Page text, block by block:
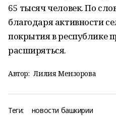
65 тысяч человек. По
благодаря активности
покрытия в республике
расширяться.
Автор: Лилия Мензорова
Теги: новости башкирии